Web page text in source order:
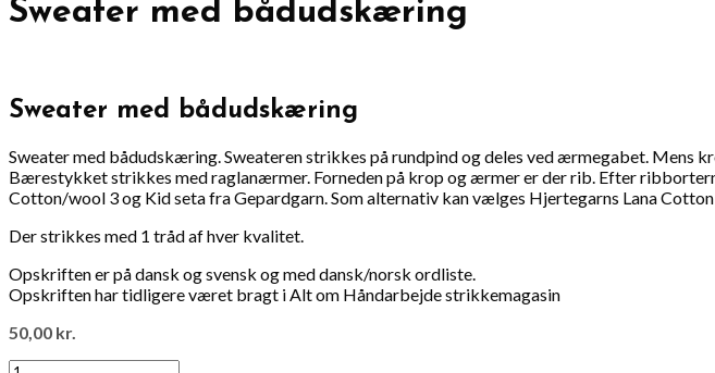
Sweater med bådudskæring
Sweater med bådudskæring
Sweater med bådudskæring. Sweateren strikkes på rundpind og deles ved ærmegabet.
Bærestykket strikkes med raglanærmer. Forneden på krop og ærmer er der rib. Efter
Cotton/wool 3 og Kid seta fra Gepardgarn. Som alternativ kan vælges Hjertegarns Lana Cotton
Der strikkes med 1 tråd af hver kvalitet.
Opskriften er på dansk og svensk og med dansk/norsk ordliste.
Opskriften har tidligere været bragt i Alt om Håndarbejde strikkemagasin
50,00 kr.
Sweater